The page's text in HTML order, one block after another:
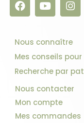
Nous connaître
Mes conseils
Recherche par
Nous contacter
Mon compte
Mes commandes